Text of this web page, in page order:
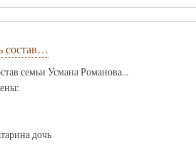
состав…
семьи Усмана Романова...
дочь